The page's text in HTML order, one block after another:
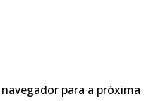
para a próxima